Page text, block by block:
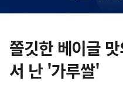
텐
츠
영
쫄깃한 베이글
서 난 '가루쌀'